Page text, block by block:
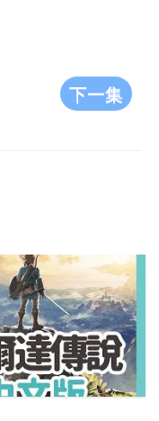
下一集